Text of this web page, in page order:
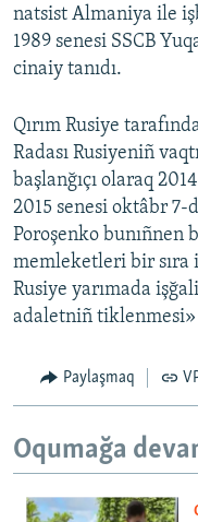
natsist Almaniya ile
1989 senesi SSCB
cinaiy tanıdı.
Qırım Rusiye
Radası Rusiyeniñ
başlanğıçı olaraq
2015 senesi oktâbr
Poroşenko bunıñnen
memleketleri bir sıra
Rusiye yarımada
adaletniñ tiklenmesi»
Paylaşmaq
Oqumağa